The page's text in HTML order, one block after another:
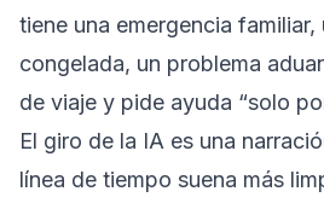
tiene una emergencia familiar,
congelada, un problema
de viaje y pide ayuda “solo
El giro de la IA es una
línea de tiempo suena más